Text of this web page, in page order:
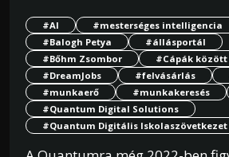
#AI
#mesterséges intelligencia
#Balogh Petya
#állásportál
#Bőhm Zsombor
#Cápák között
#DreamJobs
#felvásárlás
#munkaerő
#munkakeresés
#Quantum Digital Solutions
#Quantum Digitális Iskolaszövetkezet